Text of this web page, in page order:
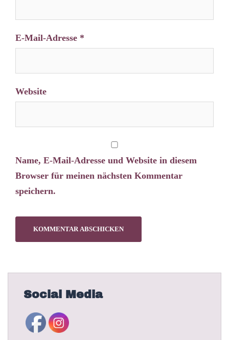
E-Mail-Adresse *
Website
Name, E-Mail-Adresse und Website in diesem
Browser für meinen nächsten Kommentar
speichern.
Social Media